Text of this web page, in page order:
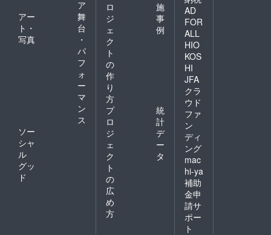
ア
アー
ト・
写真
舞
台
・
パ
フ
ォ
ー
マ
ン
ス
ソー
シャ
ル
グッ
ド
ロ
ジ
ェ
ク
ト
の
作
り
方
施
事
例
プ
ロ
ジ
ェ
ク
ト
の
広
め
方
統
計
デ
ー
タ
AD
FOR
ALL
HIO
KOS
HI
JFA
クラ
ウド
ファ
ン
ディ
ング
mac
hi-ya
補助
金申
請サ
ポー
ト